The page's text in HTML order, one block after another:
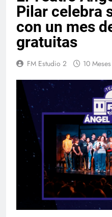
Pilar celebra
con un mes
gratuitas
FM Estudio 2 10